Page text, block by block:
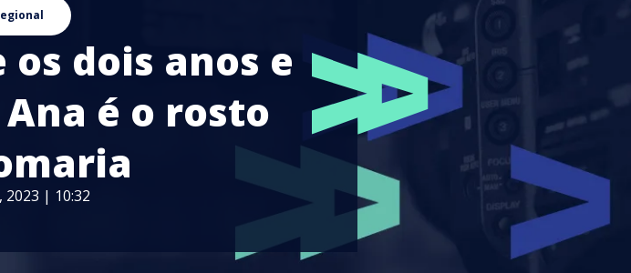
os dois anos e
é o rosto
2023 | 10:32